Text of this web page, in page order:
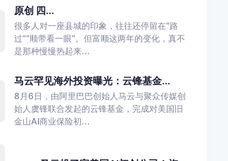
原创 四...
很多人对一座县城的印象，往往还停留在“路
过”“顺带看一眼”。但富顺这两年的变化，真不
是那种慢慢热起来...
马云罕见海外投资曝光：云锋基金...
8月6日，由阿里巴巴创始人马云与聚众传媒创
始人虞锋联合发起的云锋基金，完成对美国旧
金山AI商业保险初...